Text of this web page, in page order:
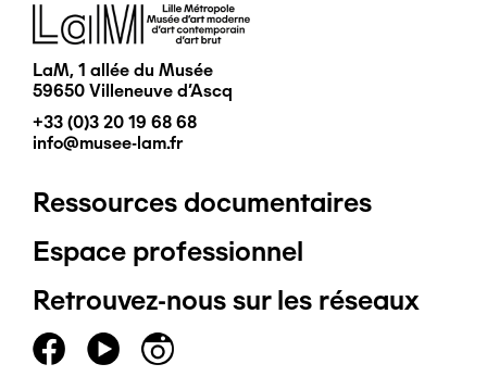
Image
LaM, 1 allée du Musée
59650 Villeneuve d'Ascq
+33 (0)3 20 19 68 68
info@musee-lam.fr
Pied
de
page
principal
Ressources documentaires
Espace professionnel
Retrouvez-nous sur les réseaux